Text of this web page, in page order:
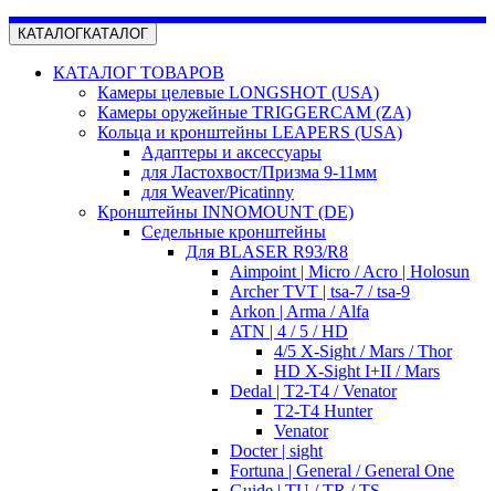
КАТАЛОГКАТАЛОГ
КАТАЛОГ ТОВАРОВ
Камеры целевые LONGSHOT (USA)
Камеры оружейные TRIGGERCAM (ZA)
Кольца и кронштейны LEAPERS (USA)
Адаптеры и аксессуары
для Ластохвост/Призма 9-11мм
для Weaver/Picatinny
Кронштейны INNOMOUNT (DE)
Седельные кронштейны
Для BLASER R93/R8
Aimpoint | Micro / Acro | Holosun
Archer TVT | tsa-7 / tsa-9
Arkon | Arma / Alfa
ATN | 4 / 5 / HD
4/5 X-Sight / Mars / Thor
HD X-Sight I+II / Mars
Dedal | T2-T4 / Venator
T2-T4 Hunter
Venator
Docter | sight
Fortuna | General / General One